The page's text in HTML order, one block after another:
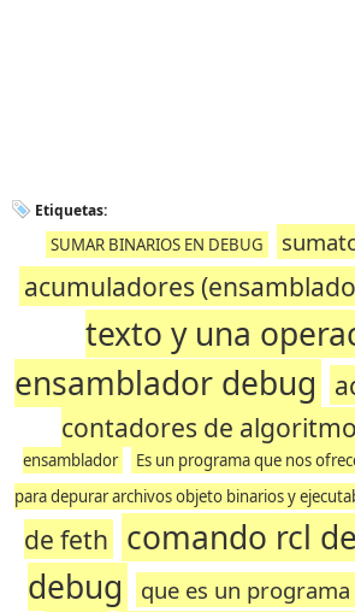
Etiquetas:
SUMAR BINARIOS EN DEBUG
acumuladores
texto y una
ensamblador debug
contadores de
ensamblador
Es un programa que nos
para depurar archivos objeto binarios y
de feth comando rcl
debug
que es un programa